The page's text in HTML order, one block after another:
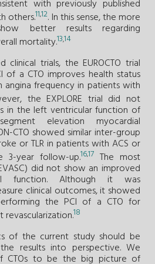
with previously published
others.11,12. In this sense, the more
better results regarding
mortality.13,14
clinical trials, the EUROCTO trial
of a CTO improves health status
frequency in patients with
the EXPLORE trial did not
in the left ventricular function of
elevation myocardial
CTO showed similar inter-group
or TLR in patients with ACS or
3-year follow-up.16,17 The most
did not show an improved
function. Although it was
clinical outcomes, it showed
the PCI of a CTO for
revascularization.18
of the current study should be
results into perspective. We
CTOs to be the big picture of